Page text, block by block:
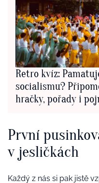
Retro kvíz:
socialismu?
hračky, pořady i
První
v jesličkách
Každý z nás si pak jistě